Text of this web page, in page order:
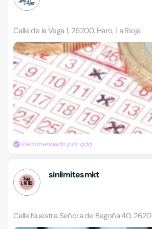
Calle de la Vega 1, 26200, Haro, La Rioja
Recomendado por qdq
sinlimitesmkt
Calle Nuestra Señora de Begoña 40,